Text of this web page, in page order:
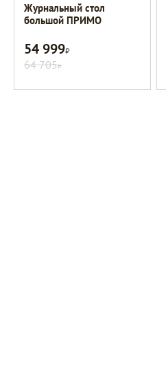
Журнальный стол
большой ПРИМО
54 999Р
64 705Р